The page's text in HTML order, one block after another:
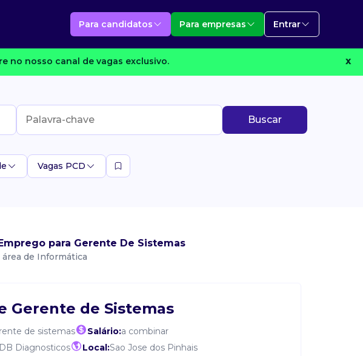
Para candidatos Para empresas Entrar
no nosso canal de vagas exclusivo. X
Buscar
Vagas PCD
para Gerente De Sistemas
de Informática
Gerente de Sistemas
de sistemas Salário:a combinar
DB Diagnosticos Local:Sao Jose dos Pinhais